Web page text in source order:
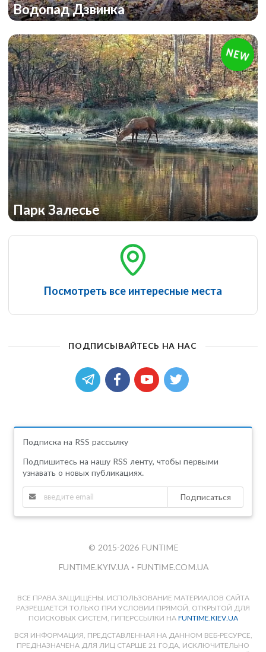
Водопад Дзвинка
Парк Залесье
Посмотреть все интересные места
ПОДПИСЫВАЙТЕСЬ НА НАС
Подписка на RSS рассылку
Подпишитесь на нашу RSS ленту, чтобы первыми
узнавать о новых публикациях.
Подписаться
© 2015-2026 FUNTIME
FUNTIME.KYIV.UA • FUNTIME.COM.UA
ВСЕ ПРАВА ЗАЩИЩЕНЫ. ИСПОЛЬЗОВАНИЕ МАТЕРИАЛОВ САЙТА
РАЗРЕШАЕТСЯ ТОЛЬКО ПРИ УСЛОВИИ ПРЯМОЙ, ОТКРЫТОЙ ДЛЯ
ПОИСКОВЫХ СИСТЕМ, ГИПЕРССЫЛКИ НА FUNTIME.KIEV.UA
ВСЯ ИНФОРМАЦИЯ, ПРЕДСТАВЛЕННАЯ НА ДАННОМ ВЕБ-РЕСУРСЕ,
ПРЕДНАЗНАЧЕНА ДЛЯ ЛИЦ СТАРШЕ 21 ГОДА, ИСКЛЮЧИТЕЛЬНО